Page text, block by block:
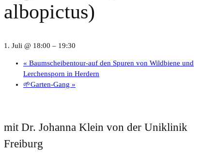
albopictus)
1. Juli @ 18:00 – 19:30
« Baumscheibentour-auf den Spuren von Wildbiene und
Lerchensporn in Herdern
🌱Garten-Gang »
mit Dr. Johanna Klein von der Uniklinik
Freiburg